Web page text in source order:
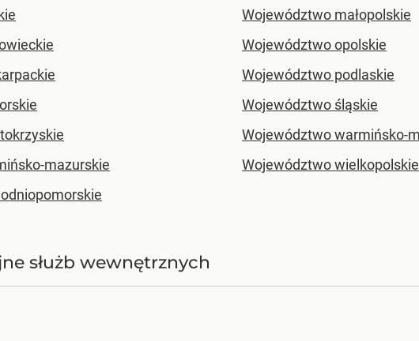
Województwo małopolskie
Województwo opolskie
Województwo podlaskie
Województwo śląskie
Województwo warmińsko-
mazurskie
Województwo wielkopolskie
służb wewnętrznych